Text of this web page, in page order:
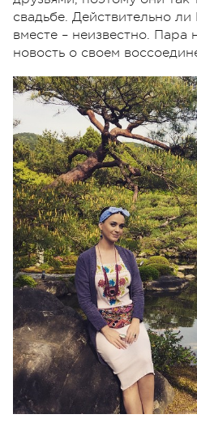
свадьбе. Действительно
вместе – неизвестно. Пара
новость о своем